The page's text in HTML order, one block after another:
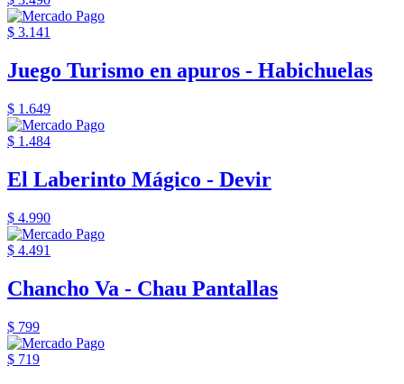
$ 3.141
Juego Turismo en apuros - Habichuelas
$ 1.649
$ 1.484
El Laberinto Mágico - Devir
$ 4.990
$ 4.491
Chancho Va - Chau Pantallas
$ 799
$ 719